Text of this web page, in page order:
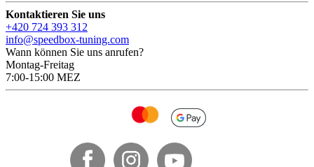
Kontaktieren Sie uns
+420 724 393 312
info@speedbox-tuning.com
Wann können Sie uns anrufen?
Montag-Freitag
7:00-15:00 MEZ